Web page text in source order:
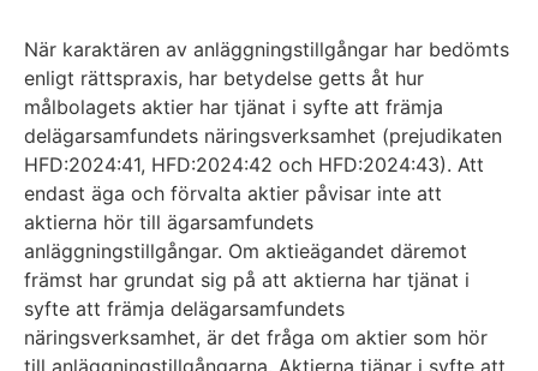
När karaktären av anläggningstillgångar har bedömts
enligt rättspraxis, har betydelse getts åt hur
målbolagets aktier har tjänat i syfte att främja
delägarsamfundets näringsverksamhet (prejudikaten
HFD:2024:41, HFD:2024:42 och HFD:2024:43). Att
endast äga och förvalta aktier påvisar inte att
aktierna hör till ägarsamfundets
anläggningstillgångar. Om aktieägandet däremot
främst har grundat sig på att aktierna har tjänat i
syfte att främja delägarsamfundets
näringsverksamhet, är det fråga om aktier som hör